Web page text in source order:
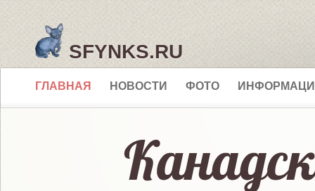
SFYNKS.RU
ГЛАВНАЯ НОВОСТИ ФОТО